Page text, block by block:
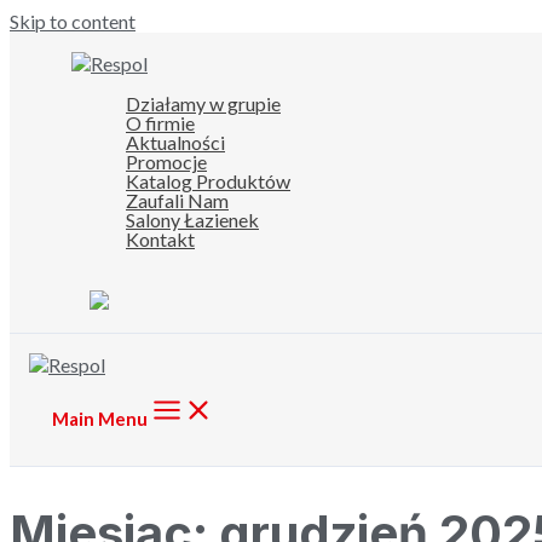
Skip to content
Działamy w grupie
O firmie
Aktualności
Promocje
Katalog Produktów
Zaufali Nam
Salony Łazienek
Kontakt
Main Menu